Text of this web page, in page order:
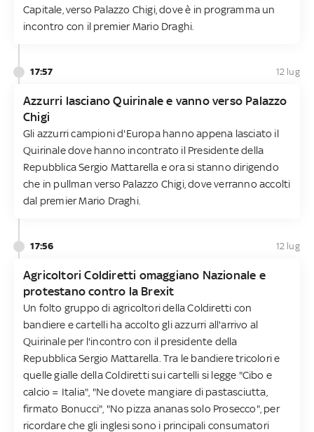
Capitale, verso Palazzo Chigi, dove è in programma un
incontro con il premier Mario Draghi.
17:57 12 lug
Azzurri lasciano Quirinale e vanno verso Palazzo
Chigi
Gli azzurri campioni d'Europa hanno appena lasciato il
Quirinale dove hanno incontrato il Presidente della
Repubblica Sergio Mattarella e ora si stanno dirigendo
che in pullman verso Palazzo Chigi, dove verranno accolti
dal premier Mario Draghi.
17:56 12 lug
Agricoltori Coldiretti omaggiano Nazionale e
protestano contro la Brexit
Un folto gruppo di agricoltori della Coldiretti con
bandiere e cartelli ha accolto gli azzurri all'arrivo al
Quirinale per l'incontro con il presidente della
Repubblica Sergio Mattarella. Tra le bandiere tricolori e
quelle gialle della Coldiretti sui cartelli si legge "Cibo e
calcio = Italia", "Ne dovete mangiare di pastasciutta,
firmato Bonucci", "No pizza ananas solo Prosecco", per
ricordare che gli inglesi sono i principali consumatori